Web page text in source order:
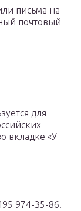
письма на
почтовый
для
вкладке «У
974-35-86.